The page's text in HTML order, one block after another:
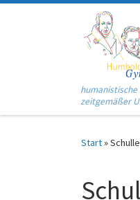
Zum Inhalt springen
humanistische
zeitgemäßer
Start»